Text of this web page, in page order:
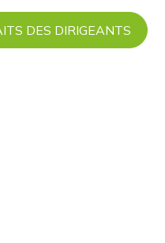
DES DIRIGEANTS